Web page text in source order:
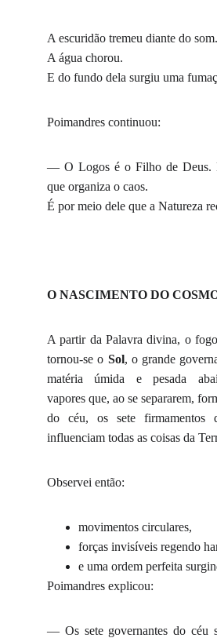
A escuridão tremeu diante do som.
A água chorou.
E do fundo dela surgiu uma
Poimandres continuou:
— O Logos é o Filho de Deus.
que organiza o caos.
É por meio dele que a Natureza
O NASCIMENTO DO
A partir da Palavra divina, o
tornou-se o Sol, o grande
matéria úmida e pesada
vapores que, ao se separarem,
do céu, os sete firmamentos
influenciam todas as coisas da
Observei então:
movimentos circulares,
forças invisíveis regendo
e uma ordem perfeita
Poimandres explicou:
— Os sete governantes do céu